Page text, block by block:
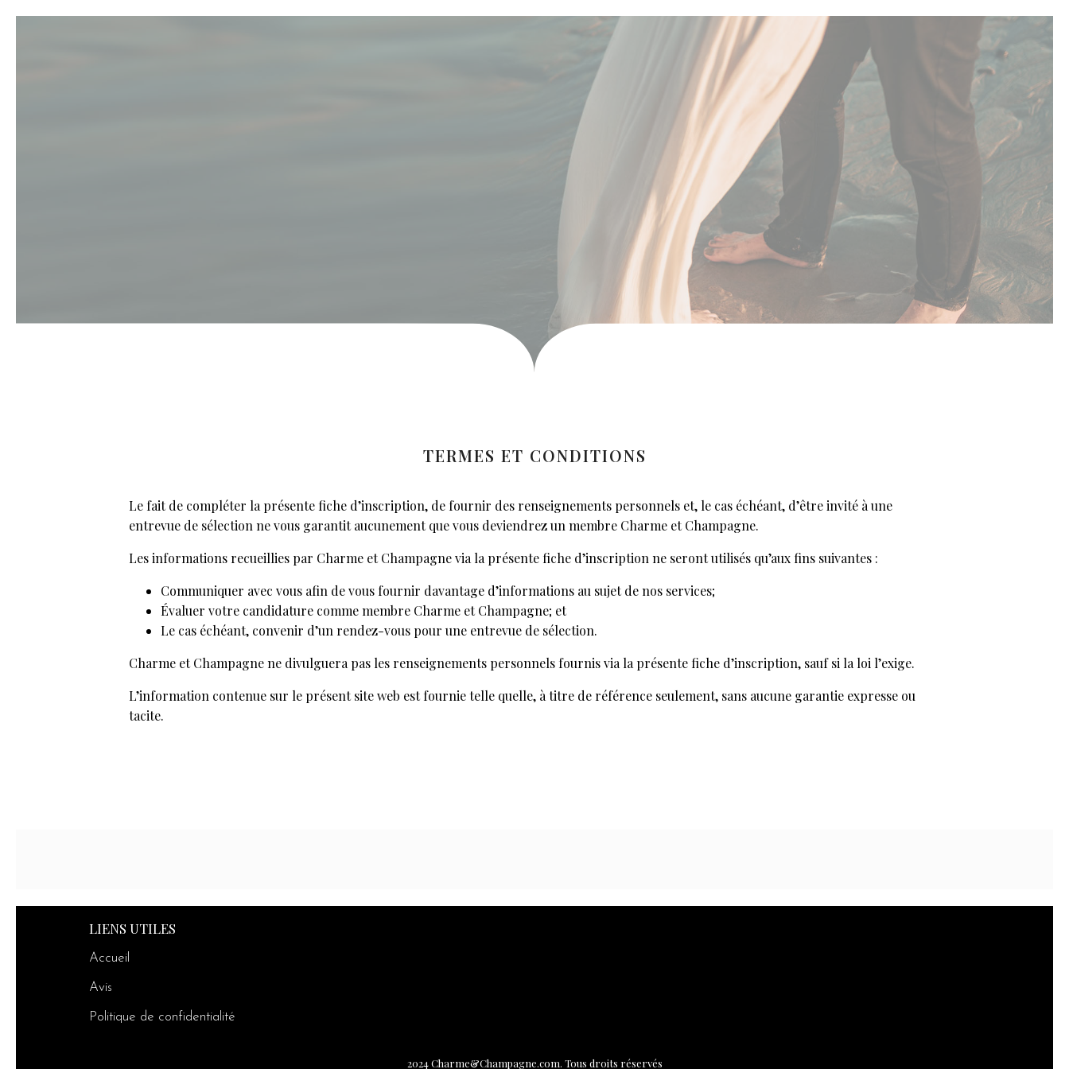
TERMES ET CONDITIONS
Le fait de compléter la présente fiche d’inscription, de fournir des renseignements personnels et, le cas échéant, d’être invité à une
entrevue de sélection ne vous garantit aucunement que vous deviendrez un membre Charme et Champagne.
Les informations recueillies par Charme et Champagne via la présente fiche d’inscription ne seront utilisés qu’aux fins suivantes :
Communiquer avec vous afin de vous fournir davantage d’informations au sujet de nos services;
Évaluer votre candidature comme membre Charme et Champagne; et
Le cas échéant, convenir d’un rendez-vous pour une entrevue de sélection.
Charme et Champagne ne divulguera pas les renseignements personnels fournis via la présente fiche d’inscription, sauf si la loi l’exige.
L’information contenue sur le présent site web est fournie telle quelle, à titre de référence seulement, sans aucune garantie expresse ou
tacite.
LIENS UTILES
Accueil
Avis
Politique de confidentialité
2024 Charme&Champagne.com. Tous droits réservés